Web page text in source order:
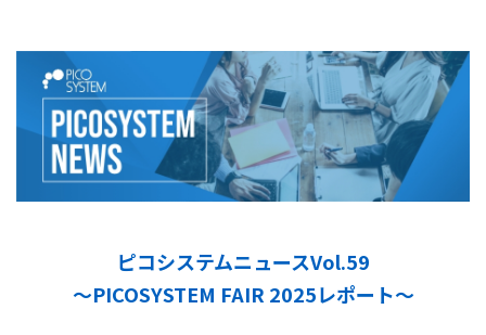
ピコシステムニュースVol.59
～PICOSYSTEM FAIR 2025レポート～